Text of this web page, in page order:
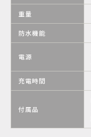
重量
防水機能
電源
充電時間
付属品